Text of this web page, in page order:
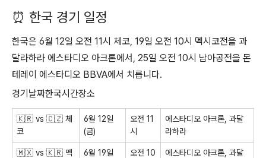
⏰ 한국 경기 일정
한국은 6월 12일 오전 11시 체코, 19일 오전 10시 멕시코전을 과
달라하라 에스타디오 아크론에서, 25일 오전 10시 남아공전을 몬
테레이 에스타디오 BBVA에서 치릅니다.
경기날짜한국시간장소
🇰🇷 vs 🇨🇿 체
코
6월 12일
(금)
오전 11
시
에스타디오 아크론, 과달
라하라
🇲🇽 vs 🇰🇷 멕
6월 19일
오전 10
에스타디오 아크론, 과달